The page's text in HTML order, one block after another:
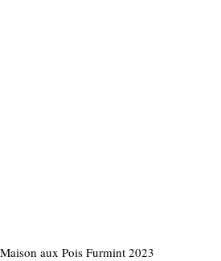
Maison aux Pois Furmint 2023